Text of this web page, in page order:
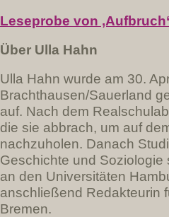
Leseprobe von ‚Aufbruch‘
Über Ulla Hahn
Ulla Hahn wurde am 30.
Brachthausen/Sauerland
auf. Nach dem
die sie abbrach, um auf
nachzuholen. Danach
Geschichte und
an den Universitäten
anschließend Redakteurin
Bremen.